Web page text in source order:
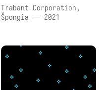
Trabant Corporation,
Špongia — 2021